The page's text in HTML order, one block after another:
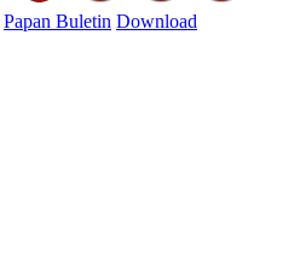
Papan Buletin Download